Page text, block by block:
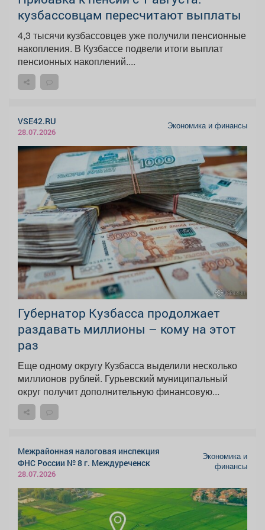
кузбассовцам пересчитают выплаты
4,3 тысячи кузбассовцев уже получили пенсионные
накопления. В Кузбассе подвели итоги выплат
пенсионных накоплений....
VSE42.RU
28.07.2026
Экономика и финансы
Губернатор Кузбасса продолжает
раздавать миллионы – кому на этот
раз
Еще одному округу Кузбасса выделили несколько
миллионов рублей. Гурьевский муниципальный
округ получит дополнительную финансовую...
Межрайонная налоговая инспекция
ФНС России № 8 г. Междуреченск
28.07.2026
Экономика и
финансы